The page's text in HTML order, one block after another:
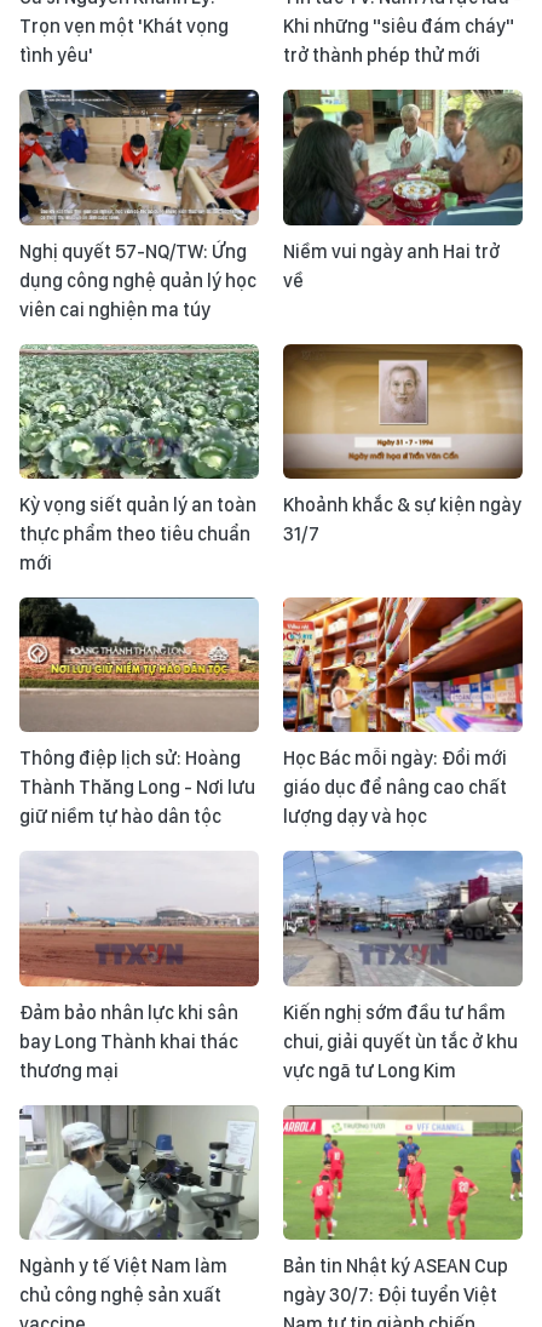
Trọn vẹn một 'Khát vọng
tình yêu'
Khi những "siêu đám cháy"
trở thành phép thử mới
Nghị quyết 57-NQ/TW: Ứng
dụng công nghệ quản lý học
viên cai nghiện ma túy
Niềm vui ngày anh Hai trở
về
Kỳ vọng siết quản lý an toàn
thực phẩm theo tiêu chuẩn
mới
Khoảnh khắc & sự kiện ngày
31/7
Thông điệp lịch sử: Hoàng
Thành Thăng Long - Nơi lưu
giữ niềm tự hào dân tộc
Học Bác mỗi ngày: Đổi mới
giáo dục để nâng cao chất
lượng dạy và học
Đảm bảo nhân lực khi sân
bay Long Thành khai thác
thương mại
Kiến nghị sớm đầu tư hầm
chui, giải quyết ùn tắc ở khu
vực ngã tư Long Kim
Ngành y tế Việt Nam làm
chủ công nghệ sản xuất
Bản tin Nhật ký ASEAN Cup
ngày 30/7: Đội tuyển Việt